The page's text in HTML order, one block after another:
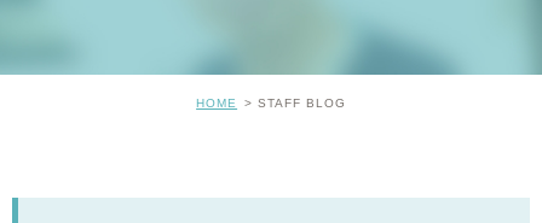
HOME STAFF BLOG